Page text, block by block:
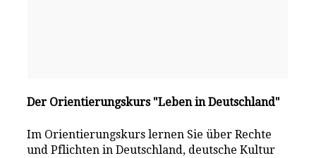
Der Orientierungskurs "Leben in Deutschland"
Im Orientierungskurs lernen Sie über Rechte
und Pflichten in Deutschland, deutsche Kultur